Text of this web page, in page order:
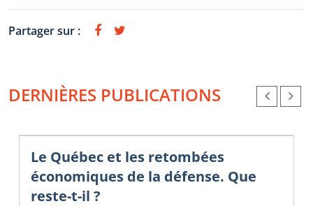
Partager sur :
DERNIÈRES PUBLICATIONS
Le Québec et les retombées
économiques de la défense. Que
reste-t-il ?